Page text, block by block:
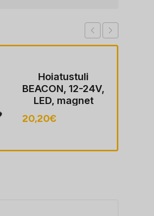
Hoiatustuli
BEACON,12-24V,
LED, magnet
ROUND +